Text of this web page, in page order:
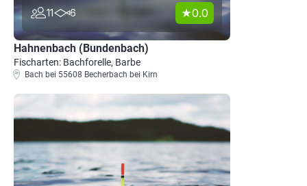
11 6 0.0
Hahnenbach (Bundenbach)
Fischarten: Bachforelle, Barbe
Bach bei 55608 Becherbach bei Kirn